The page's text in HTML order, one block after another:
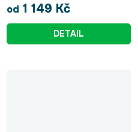
od 1 149 Kč
DETAIL